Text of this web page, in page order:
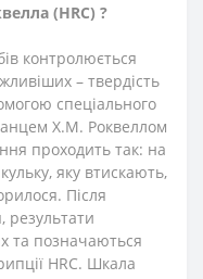
(HRC) ?
контролюється
– твердість
спеціального
Х.М. Роквеллом
проходить так: на
яку втискають,
Після
результати
та позначаються
HRC. Шкала